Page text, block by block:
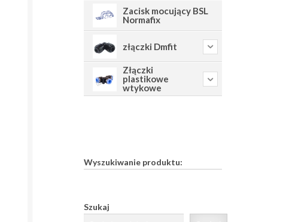
Zacisk mocujący BSL
Normafix
złączki Dmfit
Złączki
plastikowe
wtykowe
Wyszukiwanie produktu:
Szukaj